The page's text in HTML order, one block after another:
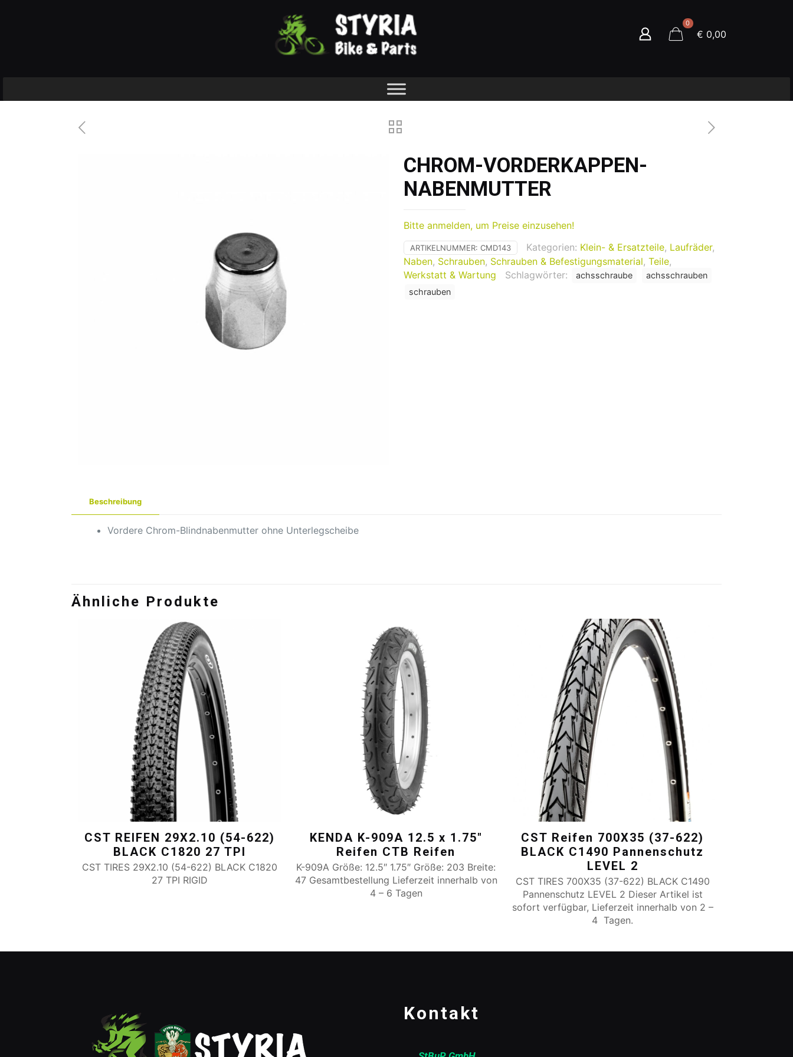
0
€ 0,00
CHROM-VORDERKAPPEN-
NABENMUTTER
Bitte anmelden, um Preise einzusehen!
ARTIKELNUMMER: CMD143 Kategorien: Klein- & Ersatzteile, Laufräder,
Naben, Schrauben, Schrauben & Befestigungsmaterial, Teile,
Werkstatt & Wartung
Schlagwörter: achsschraube
achsschrauben
schrauben
Beschreibung
Vordere Chrom-Blindnabenmutter ohne Unterlegscheibe
Ähnliche Produkte
CST REIFEN 29X2.10 (54-622)
BLACK C1820 27 TPI
CST TIRES 29X2.10 (54-622) BLACK C1820
27 TPI RIGID
KENDA K-909A 12.5 x 1.75″
Reifen CTB Reifen
K-909A Größe: 12.5″ 1.75″ Größe: 203 Breite:
47 Gesamtbestellung Lieferzeit innerhalb von
4 – 6 Tagen
CST Reifen 700X35 (37-622)
BLACK C1490 Pannenschutz
LEVEL 2
CST TIRES 700X35 (37-622) BLACK C1490
Pannenschutz LEVEL 2 Dieser Artikel ist
sofort verfügbar, Lieferzeit innerhalb von 2 –
4 Tagen.
Kontakt